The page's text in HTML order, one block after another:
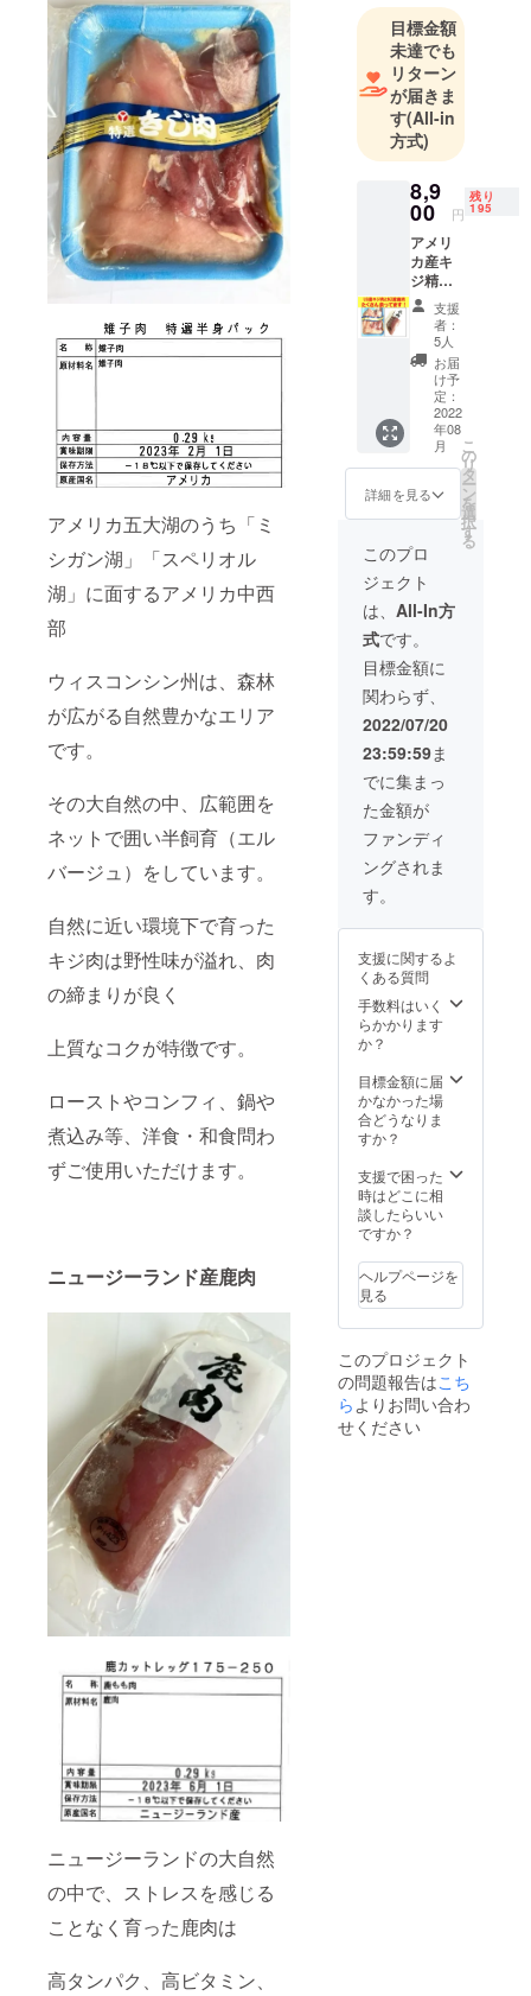
アメリカ五大湖のうち「ミ
シガン湖」「スペリオル
湖」に面するアメリカ中西
部
ウィスコンシン州は、森林
が広がる自然豊かなエリア
です。
その大自然の中、広範囲を
ネットで囲い半飼育（エル
バージュ）をしています。
自然に近い環境下で育った
キジ肉は野性味が溢れ、肉
の締まりが良く
上質なコクが特徴です。
ローストやコンフィ、鍋や
煮込み等、洋食・和食問わ
ずご使用いただけます。
ニュージーランド産鹿肉
ニュージーランドの大自然
の中で、ストレスを感じる
ことなく育った鹿肉は
高タンパク、高ビタミン、
年始
主にグルメ
ミート、ジ
ビエ肉を販
売しており
ます。
取扱アイテ
黒毛和牛、
馬刺し、
injectionBeef
、輸入ビー
フ、輸入仔
牛肉、丹波
猪、丹波
鹿、蝦夷
ヒグマ、京
鴨、ユー
ロ・アジア
の輸入合
鴨、加熱食
肉製品(ロー
ストビー
フ、ソー
セージ、生
ハム、加熱
食肉製品な
ど
目標金額
未達でも
リターン
が届きま
す(All-in
方式)
8,9
00 円
残り
195
アメリ
カ産キ
ジ精
肉 1ｐ
ｃ約400
ｇ ｘ2
ｐｃ
ニュー
ジーラ
ンド産
鹿肉モ
モ小
割 1本
約175
ｇ〜250
ｇ ｘ2
本 冷凍
品 配送
はヤマ
ト運輸
クール
便 お届
け
2022年
8月
支援
者：
5人
お届
け予
定：
2022
年08
月
詳細を見る
こ
の
リ
タ
ー
ン
を
選
択
す
る
このプロ
ジェクト
は、 All-In方
式です。
目標金額に
関わらず、
2022/07/20
23:59:59ま
でに集まっ
た金額が
ファンディ
ングされま
す。
支援に関するよ
くある質問
手数料はいく
らかかります
か？
目標金額に届
かなかった場
合どうなりま
すか？
支援で困った
時はどこに相
談したらいい
ですか？
ヘルプページを
見る
このプロジェクト
の問題報告はこち
らよりお問い合わ
せください